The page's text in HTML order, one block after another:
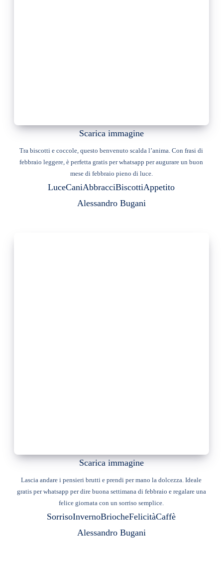
Scarica immagine
Tra biscotti e coccole, questo benvenuto scalda l’anima. Con frasi di
febbraio leggere, è perfetta gratis per whatsapp per augurare un buon
mese di febbraio pieno di luce.
LuceCaniAbbracciBiscottiAppetito
Alessandro Bugani
Scarica immagine
Lascia andare i pensieri brutti e prendi per mano la dolcezza. Ideale
gratis per whatsapp per dire buona settimana di febbraio e regalare una
felice giornata con un sorriso semplice.
SorrisoInvernoBriocheFelicitàCaffè
Alessandro Bugani